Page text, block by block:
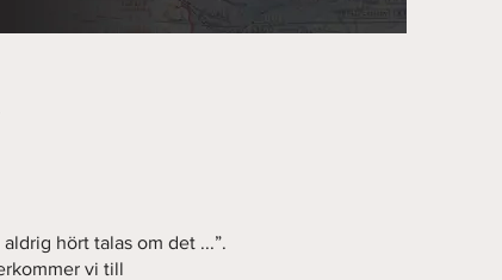
hört talas om det ...”.
vi till